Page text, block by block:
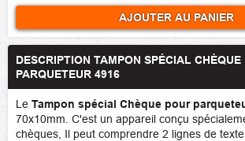
AJOUTER AU PANIER
DESCRIPTION TAMPON SPÉCIAL CHÈQUE
PARQUETEUR 4916
Le Tampon spécial Chèque pour
70x10mm. C'est un appareil conçu
chèques, Il peut comprendre 2 lignes de